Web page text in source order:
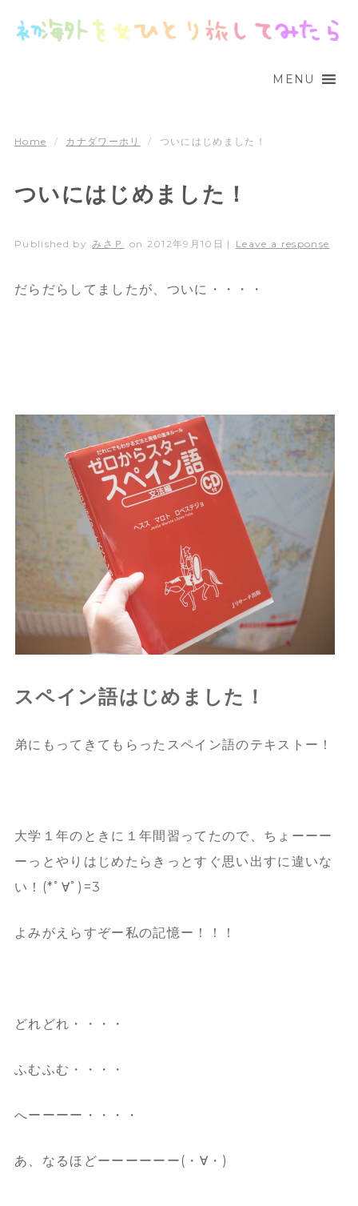
MENU
Home / カナダワーホリ / ついにはじめました！
ついにはじめました！
Published by みさＰ on 2012年9月10日 | Leave a response
だらだらしてましたが、ついに・・・・
スペイン語はじめました！
弟にもってきてもらったスペイン語のテキストー！
大学１年のときに１年間習ってたので、ちょーーー
ーっとやりはじめたらきっとすぐ思い出すに違いな
い！(*ﾟ∀ﾟ)=3
よみがえらすぞー私の記憶ー！！！
どれどれ・・・・
ふむふむ・・・・
へーーーー・・・・
あ、なるほどーーーーーー(・∀・)